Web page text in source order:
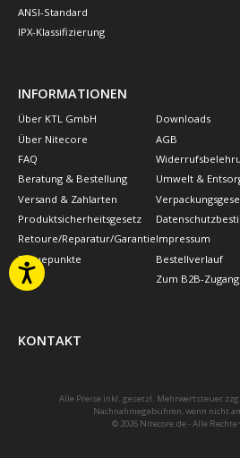
ANSI-Standard
IPX-Klassifizierung
INFORMATIONEN
Über KTL GmbH
Über Nitecore
FAQ
Beratung & Bestellung
Versand & Zahlarten
Produktsicherheitsgesetz
Retoure/Reparatur/Garantie
Treuepunkte
Downloads
AGB
Umwelt &
Impressum
Bestellverlauf
Zum B2B-Zugang
KONTAKT
Alle Preise inkl. gesetzl. Mehrwertsteuer
Nachnahmegebühren, wenn nicht
© 2026 Nitecore.de - Alle